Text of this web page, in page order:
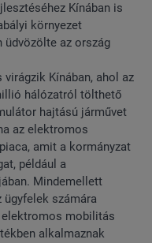
Kínában is
környezet
üdvözölte az ország
Kínában, ahol az
hálózatról tölthető
hajtású járművet
az elektromos
amit a kormányzat
például a
Mindemellett
számára
mobilitás
alkalmaznak